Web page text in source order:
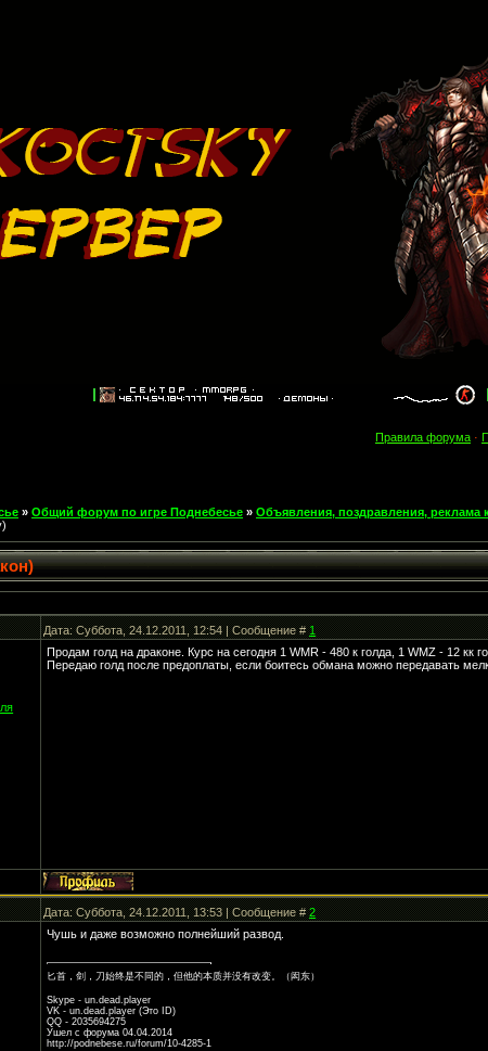
Правила форума ·
» Общий форум по игре Поднебесье » Объявления, поздравления, реклама
Дата: Суббота, 24.12.2011, 12:54 | Сообщение #1
Продам голд на драконе. Курс на сегодня 1 WMR - 480 к голда, 1 WMZ - 12 кк
Передаю голд после предоплаты, если боитесь обмана можно передавать
Дата: Суббота, 24.12.2011, 13:53 | Сообщение #2
Чушь и даже возможно полнейший развод.
匕首，剑，刀始终是不同的，但他的本质并没有改变。（闳东）
Skype - un.dead.player
VK - un.dead.player (Это ID)
QQ - 2035694275
Ушел с форума 04.04.2014
http://podnebese.ru/forum/10-4285-1